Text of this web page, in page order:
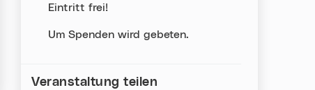
Eintritt frei!
Um Spenden wird gebeten.
Veranstaltung teilen